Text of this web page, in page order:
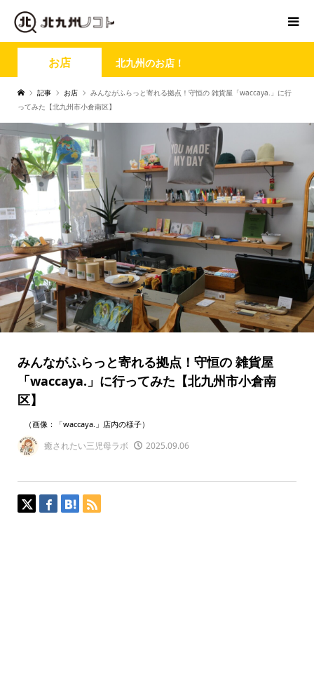
お店 北九州のお店！
記事 お店
みんながふらっと寄れる拠点！守恒の 雑貨屋「waccaya.」に行
ってみた【北九州市小倉南区】
みんながふらっと寄れる拠点！守恒の 雑貨屋
「waccaya.」に行ってみた【北九州市小倉南
区】
（画像：「waccaya.」店内の様子）
癒されたい三児母ラボ 2025.09.06